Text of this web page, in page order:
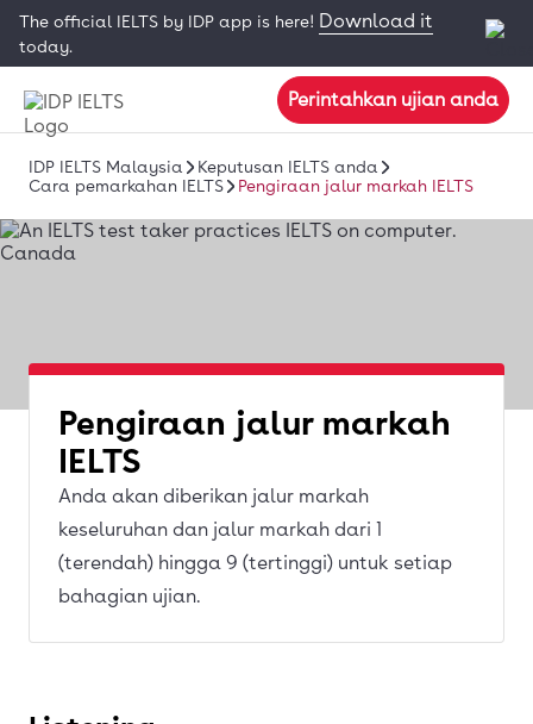
The official IELTS by IDP app is here! Download it
today.
Perintahkan ujian anda
IDP IELTS Malaysia
Keputusan IELTS anda
Cara pemarkahan IELTS
Pengiraan jalur markah IELTS
Pengiraan jalur markah
IELTS
Anda akan diberikan jalur markah
keseluruhan dan jalur markah dari 1
(terendah) hingga 9 (tertinggi) untuk setiap
bahagian ujian.